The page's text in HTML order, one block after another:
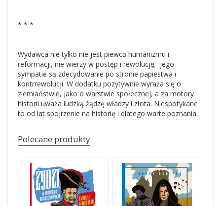
* * *
Wydawca nie tylko nie jest piewcą humanizmu i
reformacji, nie wierzy w postęp i rewolucję; jego
sympatie są zdecydowanie po stronie papiestwa i
kontrrewolucji. W dodatku pozytywnie wyraża się o
ziemiaństwie, jako o warstwie społecznej, a za motory
historii uważa ludzką żądzę władzy i złota. Niespotykane
to od lat spojrzenie na historię i dlatego warte poznania.
Polecane produkty